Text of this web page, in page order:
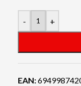
- +
EAN: